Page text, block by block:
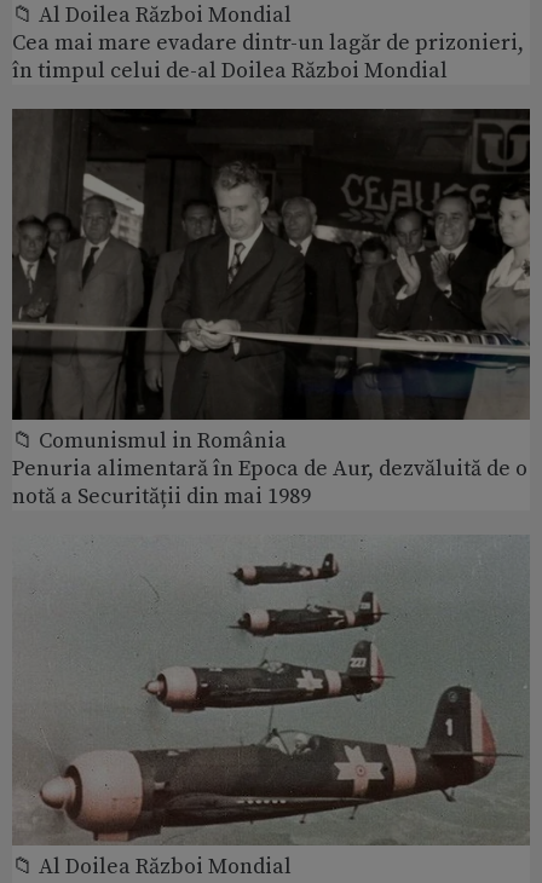
📁 Al Doilea Război Mondial
Cea mai mare evadare dintr-un lagăr de prizonieri,
în timpul celui de-al Doilea Război Mondial
📁 Comunismul in România
Penuria alimentară în Epoca de Aur, dezvăluită de o
notă a Securității din mai 1989
📁 Al Doilea Război Mondial